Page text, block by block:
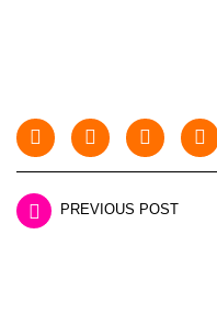
PREVIOUS POST